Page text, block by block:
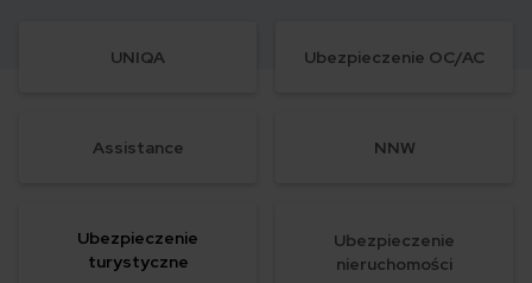
UNIQA Ubezpieczenie OC/AC
Assistance NNW
Ubezpieczenie
turystyczne
Ubezpieczenie
nieruchomości